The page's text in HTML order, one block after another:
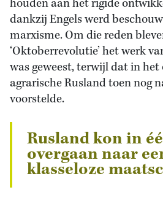
houden aan het rigide
dankzij Engels werd
marxisme. Om die reden
‘Oktoberrevolutie’ het werk
was geweest, terwijl dat in het
agrarische Rusland toen nog
voorstelde.
Rusland kon in
overgaan naar
klasseloze